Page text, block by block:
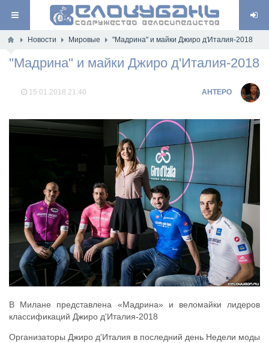
Новости Мировые "Мадрина" и майки Джиро д'Италия-2018
"Мадрина" и майки Джиро д'Италия-2018
15.01.2018 21:40 AHTEPO
В Милане представлена «Мадрина» и веломайки лидеров
классификаций Джиро д'Италия-2018
Организаторы Джиро д'Италия в последний день Недели моды